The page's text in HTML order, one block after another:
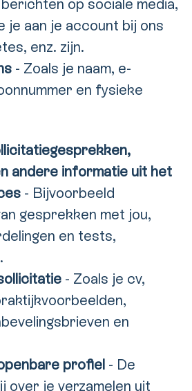
op sociale media,
je aan je account bij ons
enz. zijn.
- Zoals je naam, e-
en fysieke
andere informatie uit het
- Bijvoorbeeld
gesprekken met jou,
en tests,
- Zoals je cv,
en
profiel - De
over je verzamelen uit